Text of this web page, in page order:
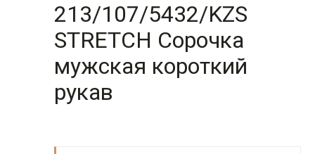
213/107/5432/KZS
STRETCH Сорочка
мужская короткий
рукав